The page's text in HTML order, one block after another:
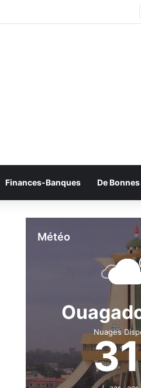
Finances-Banques De
Météo
Nuages